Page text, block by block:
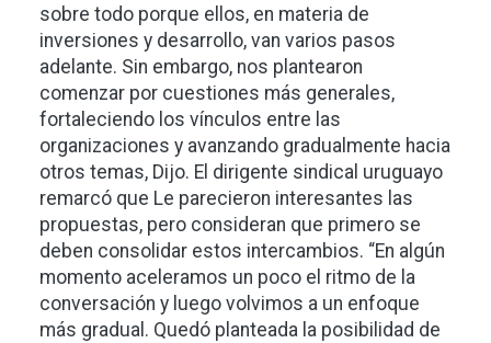
sobre todo porque ellos, en materia de
inversiones y desarrollo, van varios pasos
adelante. Sin embargo, nos plantearon
comenzar por cuestiones más generales,
fortaleciendo los vínculos entre las
organizaciones y avanzando gradualmente hacia
otros temas, Dijo. El dirigente sindical uruguayo
remarcó que Le parecieron interesantes las
propuestas, pero consideran que primero se
deben consolidar estos intercambios. “En algún
momento aceleramos un poco el ritmo de la
conversación y luego volvimos a un enfoque
más gradual. Quedó planteada la posibilidad de